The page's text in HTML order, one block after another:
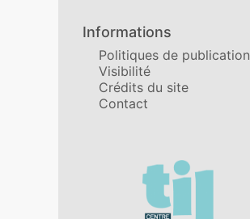
Informations
Politiques de publication
Visibilité
Crédits du site
Contact
Affiliations/partenaires